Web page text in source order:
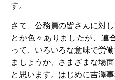
す。
さて、公務員の皆さんに対
とか色々ありましたが、連
って、いろいろな意味で労
ましょうか、さまざまな場
と思います。はじめに吉澤